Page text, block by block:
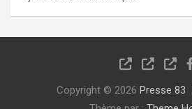
Copyright © 2026 Presse 83